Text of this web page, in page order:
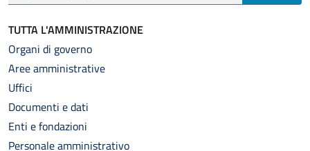
TUTTA L'AMMINISTRAZIONE
Organi di governo
Aree amministrative
Uffici
Documenti e dati
Enti e fondazioni
Personale amministrativo